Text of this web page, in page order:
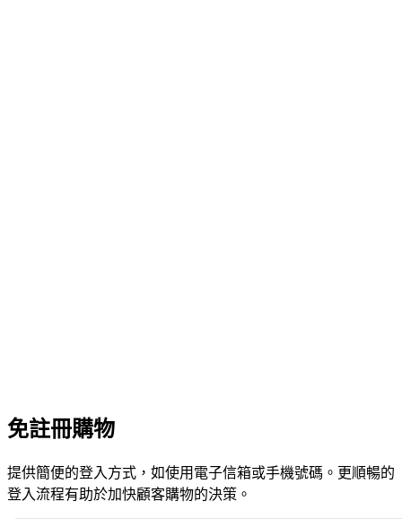
免註冊購物
提供簡便的登入方式，如使用電子信箱或手機號碼。更順暢的
登入流程有助於加快顧客購物的決策。